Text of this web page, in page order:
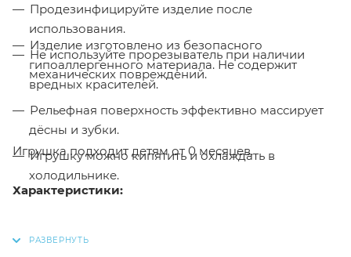
Продезинфицируйте изделие после
использования.
Не используйте прорезыватель при наличии
механических повреждений.
Изделие изготовлено из безопасного
гипоаллергенного материала. Не содержит
вредных красителей.
Рельефная поверхность эффективно массирует
дёсны и зубки.
Игрушку можно кипятить и охлаждать в
холодильнике.
Игрушка подходит детям от 0 месяцев.
Характеристики: